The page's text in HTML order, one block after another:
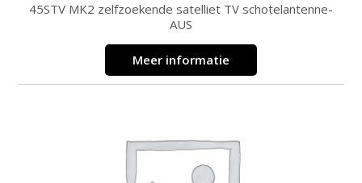
45STV MK2 zelfzoekende satelliet TV schotelantenne-
AUS
Meer informatie